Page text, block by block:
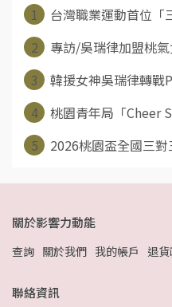
1
台灣職業運動首位
2
專訪/吳瑞律加盟桃
3
韓援女神吳瑞律轉戰
4
桃園青年局「Cheer
5
2026桃園盃全國三
關於影響力動能
查詢 關於我們 我的帳戶 退
聯絡資訊